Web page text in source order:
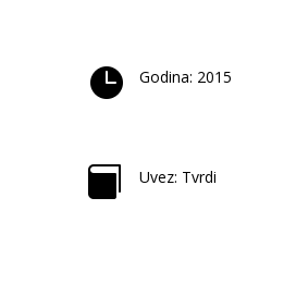
 Godina: 2015
 Uvez: Tvrdi